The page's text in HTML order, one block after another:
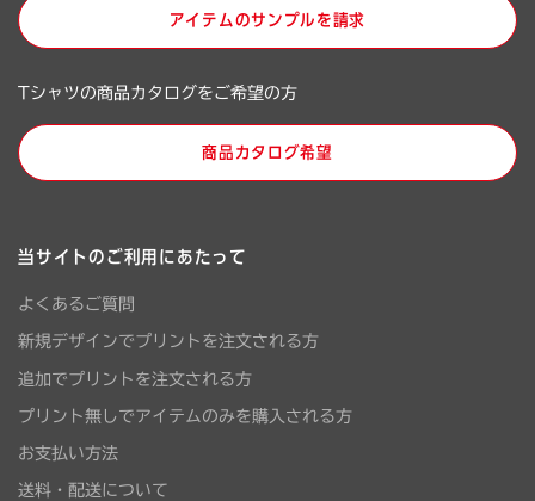
アイテムのサンプルを請求
Tシャツの商品カタログをご希望の方
商品カタログ希望
当サイトのご利用にあたって
よくあるご質問
新規デザインでプリントを注文される方
追加でプリントを注文される方
プリント無しでアイテムのみを購入される方
お支払い方法
送料・配送について